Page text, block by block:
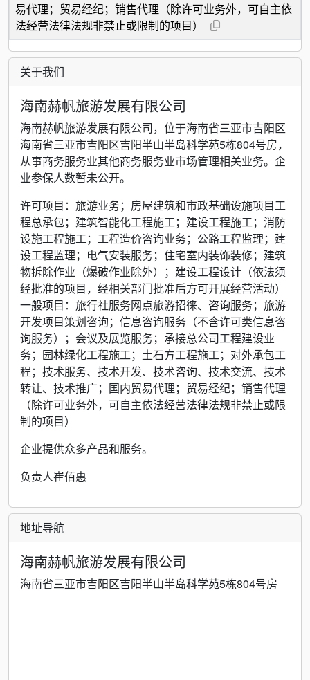
易代理；贸易经纪；销售代理（除许可业务外，可自主依
法经营法律法规非禁止或限制的项目）
关于我们
海南赫帆旅游发展有限公司
海南赫帆旅游发展有限公司，位于海南省三亚市吉阳区
海南省三亚市吉阳区吉阳半山半岛科学苑5栋804号房，
从事商务服务业其他商务服务业市场管理相关业务。企
业参保人数暂未公开。
许可项目：旅游业务；房屋建筑和市政基础设施项目工
程总承包；建筑智能化工程施工；建设工程施工；消防
设施工程施工；工程造价咨询业务；公路工程监理；建
设工程监理；电气安装服务；住宅室内装饰装修；建筑
物拆除作业（爆破作业除外）；建设工程设计（依法须
经批准的项目，经相关部门批准后方可开展经营活动）
一般项目：旅行社服务网点旅游招徕、咨询服务；旅游
开发项目策划咨询；信息咨询服务（不含许可类信息咨
询服务）；会议及展览服务；承接总公司工程建设业
务；园林绿化工程施工；土石方工程施工；对外承包工
程；技术服务、技术开发、技术咨询、技术交流、技术
转让、技术推广；国内贸易代理；贸易经纪；销售代理
（除许可业务外，可自主依法经营法律法规非禁止或限
制的项目）
企业提供众多产品和服务。
负责人崔佰惠
地址导航
海南赫帆旅游发展有限公司
海南省三亚市吉阳区吉阳半山半岛科学苑5栋804号房